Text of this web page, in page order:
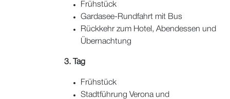
Frühstück
Gardasee-Rundfahrt mit Bus
Rückkehr zum Hotel, Abendessen und
Übernachtung
3. Tag
Frühstück
Stadtführung Verona und